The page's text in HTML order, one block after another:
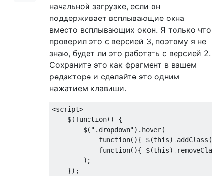
начальной загрузке, если он
поддерживает всплывающие окна
вместо всплывающих окон. Я только что
проверил это с версией 3, поэтому я не
знаю, будет ли это работать с версией 2.
Сохраните это как фрагмент в вашем
редакторе и сделайте это одним
нажатием клавиши.
<script>
    $
(function()
{
        $
( ".dropdown"). hover(
function(){ $(this). addClass (
function(){ $(this).
);
});